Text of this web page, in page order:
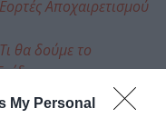
My Personal
Αποχαιρετισμού
θα δούμε το